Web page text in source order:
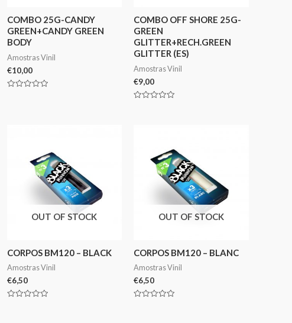
COMBO 25G-CANDY
GREEN+CANDY GREEN
BODY
Amostras Vinil
€10,00
COMBO OFF SHORE 25G-
GREEN
GLITTER+RECH.GREEN
GLITTER (ES)
Amostras Vinil
€9,00
OUT OF STOCK
CORPOS BM120 – BLACK
Amostras Vinil
€6,50
OUT OF STOCK
CORPOS BM120 – BLANC
Amostras Vinil
€6,50